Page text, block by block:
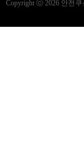
Copyright ⓒ 2026 안전쿠